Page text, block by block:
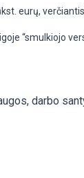
eurų,
“smulkiojo
darbo